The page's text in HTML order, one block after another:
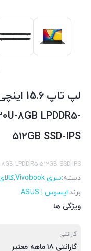
8GB LPDDR5-
512GB SSD-IPS
LPDDR5-512GB SSD-IPS
دسته:سری Vivobook ,
برند:ایسوس | ASUS
ویژگی ها
گارانتی
گارانتی 18 ماهه معتبر